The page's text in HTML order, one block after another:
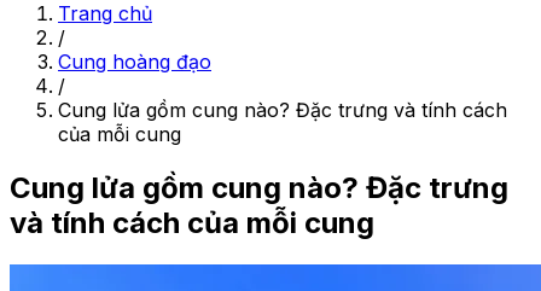
Trang chủ
/
Cung hoàng đạo
/
Cung lửa gồm cung nào? Đặc trưng và tính cách
của mỗi cung
Cung lửa gồm cung nào? Đặc trưng
và tính cách của mỗi cung